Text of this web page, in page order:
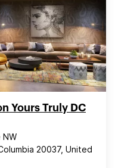
Yours Truly DC
NW
20037, United